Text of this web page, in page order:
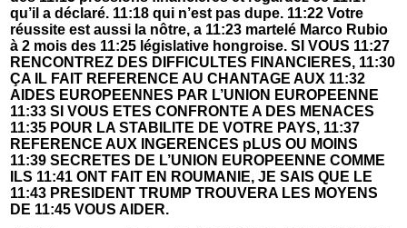
qu’il a déclaré. 11:18 qui n’est pas dupe. 11:22 Votre
réussite est aussi la nôtre, a 11:23 martelé Marco Rubio
à 2 mois des 11:25 législative hongroise. SI VOUS 11:27
RENCONTREZ DES DIFFICULTES FINANCIERES, 11:30
ÇA IL FAIT REFERENCE AU CHANTAGE AUX 11:32
AIDES EUROPEENNES PAR L’UNION EUROPEENNE
11:33 SI VOUS ETES CONFRONTE A DES MENACES
11:35 POUR LA STABILITE DE VOTRE PAYS, 11:37
REFERENCE AUX INGERENCES pLUS OU MOINS
11:39 SECRETES DE L’UNION EUROPEENNE COMME
ILS 11:41 ONT FAIT EN ROUMANIE, JE SAIS QUE LE
11:43 PRESIDENT TRUMP TROUVERA LES MOYENS
DE 11:45 VOUS AIDER.